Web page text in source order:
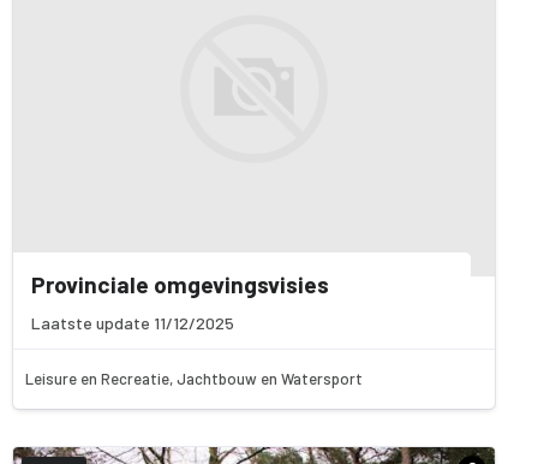
Provinciale omgevingsvisies
Laatste update 11/12/2025
Leisure en Recreatie, Jachtbouw en Watersport